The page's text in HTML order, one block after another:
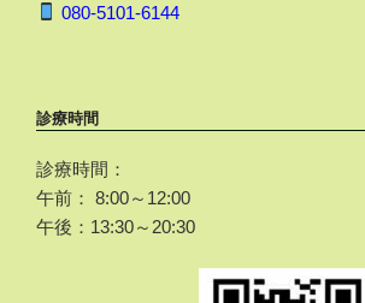
080-5101-6144
診療時間
診療時間：
午前： 8:00～12:00
午後：13:30～20:30